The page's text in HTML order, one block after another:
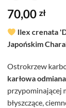
70,00 zł
Ilex crenata
Japońskim
Ostrokrzew
karłowa
przypominającej
błyszczące,